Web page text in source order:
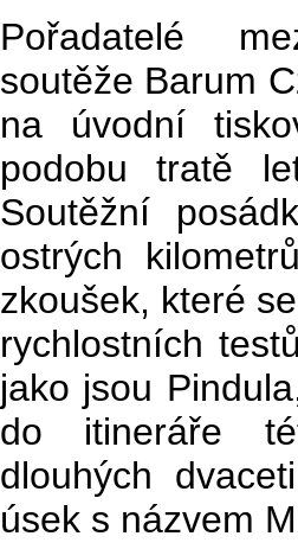
Pořadatelé
soutěže Barum
na úvodní
podobu tratě
Soutěžní
ostrých
zkoušek, které
rychlostních
jako jsou
do itineráře
dlouhých
úsek s názvem